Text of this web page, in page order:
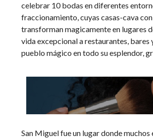
celebrar 10 bodas en diferentes
fraccionamiento, cuyas casas-cava
transforman magicamente en lugares
vida excepcional a restaurantes, bares
pueblo mágico en todo su esplendor,
San Miguel fue un lugar donde